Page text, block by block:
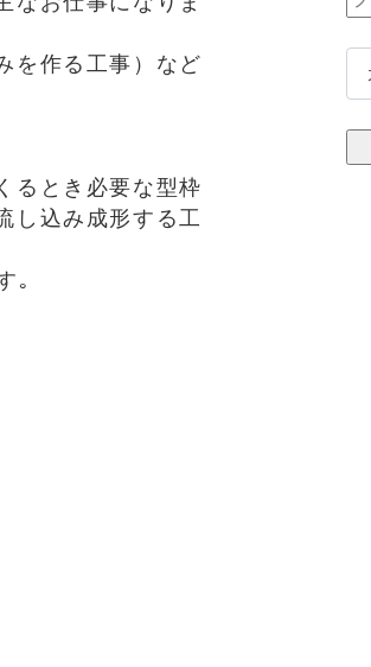
を作る工事）など
るとき必要な型枠
し込み成形する工
｡